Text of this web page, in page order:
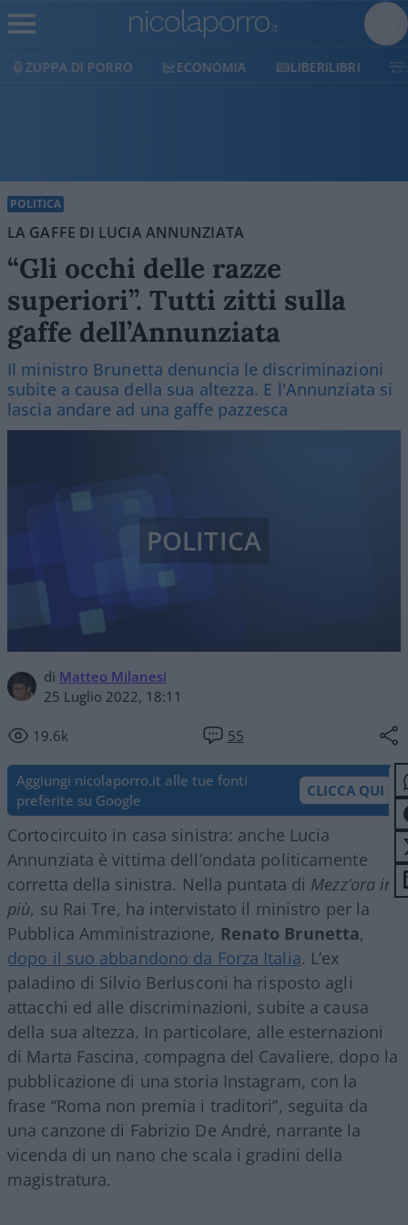
ECONOMIA LIBERILIBRI SHOP SOSTIENICI
POLITICA
LA GAFFE DI LUCIA ANNUNZIATA
“Gli occhi delle razze
superiori”. Tutti zitti sulla
gaffe dell’Annunziata
Il ministro Brunetta denuncia le discriminazioni
subite a causa della sua altezza. E l'Annunziata si
lascia andare ad una gaffe pazzesca
di Matteo Milanesi
25 Luglio 2022, 18:11
19.6k 55
POLITICA
Aggiungi nicolaporro.it alle tue fonti
preferite su Google
CLICCA QUI
Cortocircuito in casa sinistra: anche Lucia
Annunziata è vittima dell’ondata politicamente
corretta della sinistra. Nella puntata di Mezz’ora in
più, su Rai Tre, ha intervistato il ministro per la
Pubblica Amministrazione, Renato Brunetta,
dopo il suo abbandono da Forza Italia. L’ex
paladino di Silvio Berlusconi ha risposto agli
attacchi ed alle discriminazioni, subite a causa
della sua altezza. In particolare, alle esternazioni
di Marta Fascina, compagna del Cavaliere, dopo la
pubblicazione di una storia Instagram, con la
frase “Roma non premia i traditori”, seguita da
una canzone di Fabrizio De André, narrante la
vicenda di un nano che scala i gradini della
magistratura.